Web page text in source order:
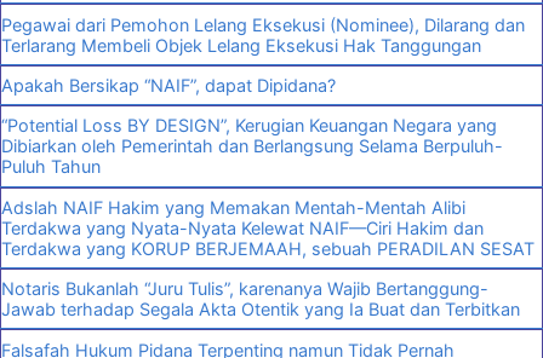
Pegawai dari Pemohon Lelang Eksekusi (Nominee), Dilarang dan
Terlarang Membeli Objek Lelang Eksekusi Hak Tanggungan
Apakah Bersikap “NAIF”, dapat Dipidana?
“Potential Loss BY DESIGN”, Kerugian Keuangan Negara yang
Dibiarkan oleh Pemerintah dan Berlangsung Selama Berpuluh-
Puluh Tahun
Adslah NAIF Hakim yang Memakan Mentah-Mentah Alibi
Terdakwa yang Nyata-Nyata Kelewat NAIF—Ciri Hakim dan
Terdakwa yang KORUP BERJEMAAH, sebuah PERADILAN SESAT
Notaris Bukanlah “Juru Tulis”, karenanya Wajib Bertanggung-
Jawab terhadap Segala Akta Otentik yang Ia Buat dan Terbitkan
Falsafah Hukum Pidana Terpenting namun Tidak Pernah